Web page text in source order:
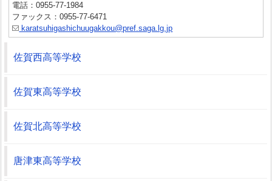
電話：0955-77-1984
ファックス：0955-77-6471
karatsuhigashichuugakkou@pref.saga.lg.jp
佐賀西高等学校
佐賀東高等学校
佐賀北高等学校
唐津東高等学校